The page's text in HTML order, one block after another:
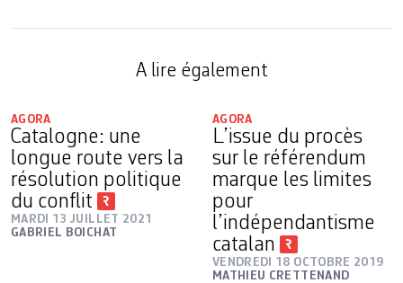
A lire également
AGORA
Catalogne: une
longue route vers la
résolution politique
du conflit
MARDI 13 JUILLET 2021
GABRIEL BOICHAT
AGORA
L’issue du procès
sur le référendum
marque les limites
pour
l’indépendantisme
catalan
VENDREDI 18 OCTOBRE 2019
MATHIEU CRETTENAND